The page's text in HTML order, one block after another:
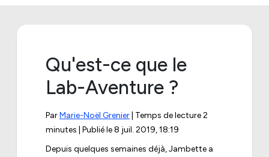
Qu'est-ce que le
Lab-Aventure ?
ParMarie-Noël Grenier | Temps de lecture 2
minutes | Publié le8 juil. 2019, 18:19
Depuis quelques semaines déjà, Jambette a